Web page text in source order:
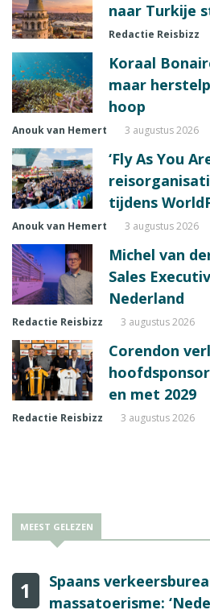
naar Turkije
Redactie Reisbizz
Koraal
maar
hoop
Anouk van Hemert 3 augustus 2026
‘Fly As You
tijdens
Anouk van Hemert 3 augustus 2026
Michel van
Sales
Nederland
Redactie Reisbizz 3 augustus 2026
Corendon
en met 2029
Redactie Reisbizz 3 augustus 2026
MEEST GELEZEN
1
Spaans
massatoerisme: